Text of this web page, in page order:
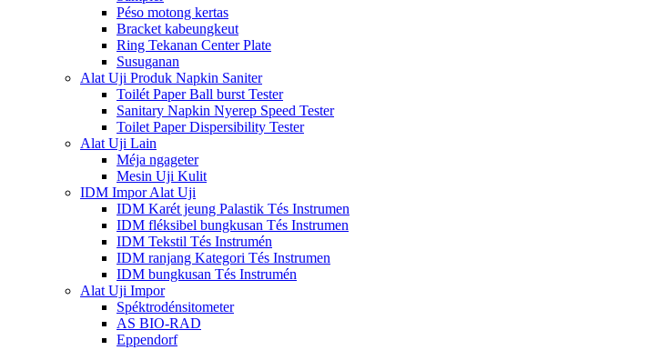
Péso motong kertas
Bracket kabeungkeut
Ring Tekanan Center Plate
Susuganan
Alat Uji Produk Napkin Saniter
Toilét Paper Ball burst Tester
Sanitary Napkin Nyerep Speed ​​Tester
Toilet Paper Dispersibility Tester
Alat Uji Lain
Méja ngageter
Mesin Uji Kulit
IDM Impor Alat Uji
IDM Karét jeung Palastik Tés Instrumen
IDM fléksibel bungkusan Tés Instrumen
IDM Tekstil Tés Instrumén
IDM ranjang Kategori Tés Instrumen
IDM bungkusan Tés Instrumén
Alat Uji Impor
Spéktrodénsitometer
AS BIO-RAD
Eppendorf